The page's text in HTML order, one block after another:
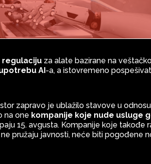
regulaciju za alate bazirane na
AI-a, a istovremeno
zapravo je ublažilo stavove u
na one kompanije koje nude usluge
15. avgusta. Kompanije koje takođe
pružaju javnosti, neće biti pogođene